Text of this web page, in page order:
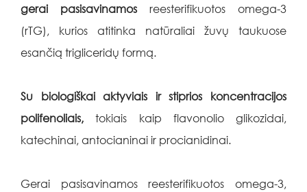
gerai pasisavinamos reesterifikuotos omega-3
(rTG), kurios atitinka natūraliai žuvų taukuose
esančią trigliceridų formą.
Su biologiškai aktyviais ir stiprios koncentracijos
polifenoliais, tokiais kaip flavonolio glikozidai,
katechinai, antocianinai ir procianidinai.
Gerai pasisavinamos reesterifikuotos omega-3,